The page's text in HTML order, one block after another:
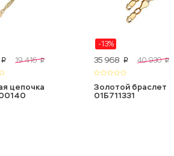
p 19 416 p
цепочка
-13%
35 968 p 40 930 p
Золотой браслет
01Б711331